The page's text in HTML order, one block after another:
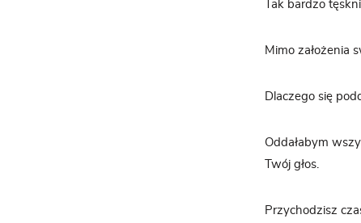
Tak bardzo
Mimo założenia
Dlaczego się
Oddałabym
Twój głos.
Przychodzisz